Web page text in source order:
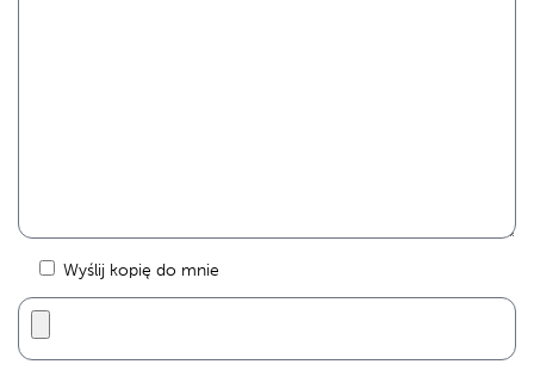
Wyślij kopię do mnie